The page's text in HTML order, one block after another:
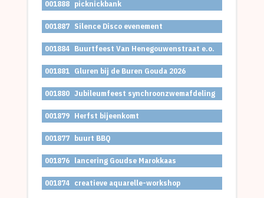
001888 picknickbank
001887 Silence Disco evenement
001884 Buurtfeest Van Henegouwenstraat e.o.
001881 Gluren bij de Buren Gouda 2026
001880 Jubileumfeest synchroonzwemafdeling
001879 Herfst bijeenkomt
001877 buurt BBQ
001876 lancering Goudse Marokkaas
001874 creatieve aquarelle-workshop